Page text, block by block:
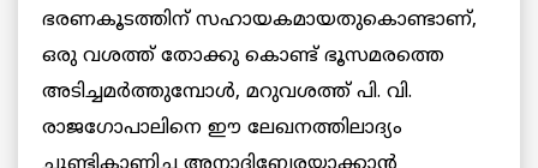
ഭരണകൂടത്തിന് സഹായകമായതുകൊണ്ടാണ്,
ഒരു വശത്ത് തോക്കു കൊണ്ട് ഭൂസമരത്തെ
അടിച്ചമര്‍ത്തുമ്പോള്‍, മറുവശത്ത് പി. വി.
രാജഗോപാലിനെ ഈ ലേഖനത്തിലാദ്യം